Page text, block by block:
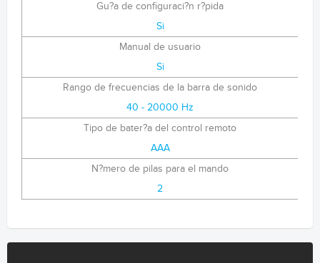
Gu?a de configuraci?n r?pida
Si
Manual de usuario
Si
Rango de frecuencias de la barra de sonido
40 - 20000 Hz
Tipo de bater?a del control remoto
AAA
N?mero de pilas para el mando
2